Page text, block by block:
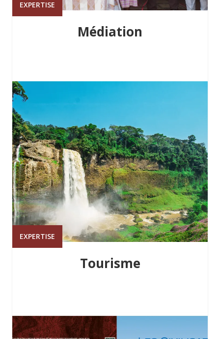
EXPERTISE
Médiation
EXPERTISE
Tourisme